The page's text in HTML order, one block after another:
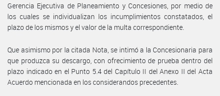
Gerencia Ejecutiva de Planeamiento y Concesiones, por medio de
los cuales se individualizan los incumplimientos constatados, el
plazo de los mismos y el valor de la multa correspondiente.
Que asimismo por la citada Nota, se intimó a la Concesionaria para
que produzca su descargo, con ofrecimiento de prueba dentro del
plazo indicado en el Punto 5.4 del Capítulo II del Anexo II del Acta
Acuerdo mencionada en los considerandos precedentes.